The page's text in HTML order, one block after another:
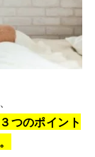
つのポイント